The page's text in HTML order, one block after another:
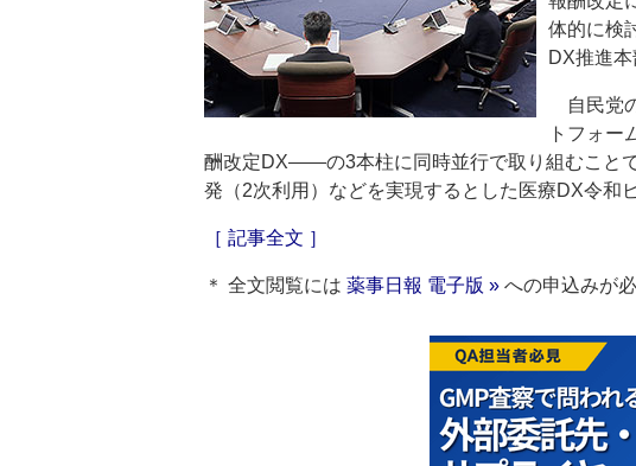
体的に検
DX推進本
自民党
トフォ
酬改定DX――の3本柱に同時並行で取り組むこと
発（2次利用）などを実現するとした医療DX令和
［ 記事全文 ］
＊ 全文閲覧には 薬事日報 電子版 » への申込みが必